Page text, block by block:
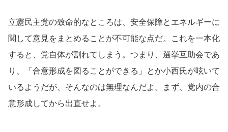
立憲民主党の致命的なところは、安全保障とエネルギーに
関して意見をまとめることが不可能な点だ。これを一本化
すると、党自体が割れてしまう。つまり、選挙互助会であ
り、「合意形成を図ることができる」とか小西氏が呟いて
いるようだが、そんなのは無理なんだよ。まず、党内の合
意形成してから出直せよ。